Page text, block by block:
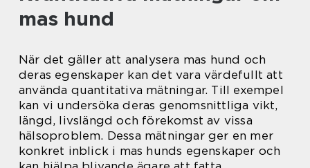
mas hund
När det gäller att analysera mas hund och
deras egenskaper kan det vara värdefullt att
använda quantitativa mätningar. Till exempel
kan vi undersöka deras genomsnittliga vikt,
längd, livslängd och förekomst av vissa
hälsoproblem. Dessa mätningar ger en mer
konkret inblick i mas hunds egenskaper och